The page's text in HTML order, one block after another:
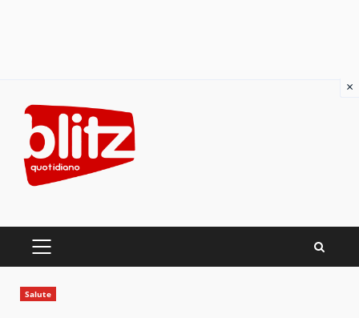
content
PRIMARY
Salute
×